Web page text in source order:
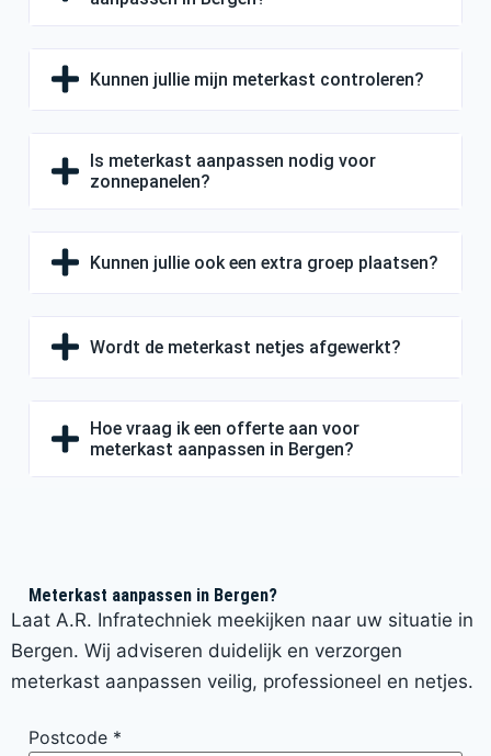
Kunnen jullie mijn meterkast controleren?
Is meterkast aanpassen nodig voor
zonnepanelen?
Kunnen jullie ook een extra groep plaatsen?
Wordt de meterkast netjes afgewerkt?
Hoe vraag ik een offerte aan voor
meterkast aanpassen in Bergen?
Meterkast aanpassen in Bergen?
Laat A.R. Infratechniek meekijken naar uw situatie in
Bergen. Wij adviseren duidelijk en verzorgen
meterkast aanpassen veilig, professioneel en netjes.
Postcode *